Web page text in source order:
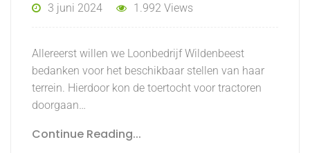
3 juni 2024 1.992 Views
Allereerst willen we Loonbedrijf Wildenbeest
bedanken voor het beschikbaar stellen van haar
terrein. Hierdoor kon de toertocht voor tractoren
doorgaan…
Continue Reading...